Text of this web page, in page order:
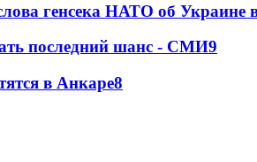
генсека НАТО об Украине
последний шанс - СМИ9
в Анкаре8